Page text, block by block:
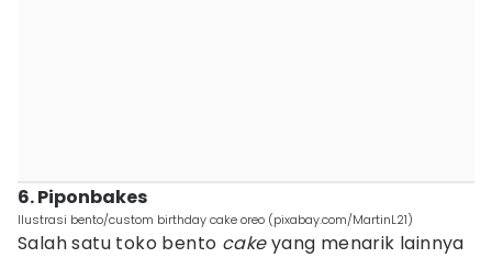
6. Piponbakes
Ilustrasi bento/custom birthday cake oreo (pixabay.com/MartinL21)
Salah satu toko bento cakeyang menarik lainnya